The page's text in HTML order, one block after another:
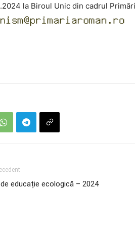
la Biroul Unic din cadrul
educație ecologică – 2024